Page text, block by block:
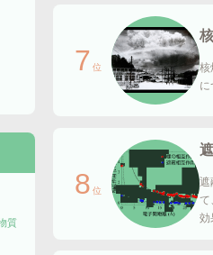
質
7 位
核
に
8 位
遮
て
効